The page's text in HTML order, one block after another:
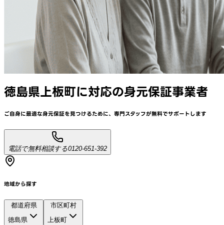
徳島県上板町に対応の身元保証事業者
ご自身に最適な身元保証を見つけるために、 専門スタッフが無料でサポートします
電話で無料相談する0120-651-392
地域から探す
都道府県
徳島県
市区町村
上板町